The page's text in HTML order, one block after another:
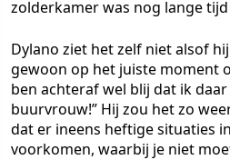
zolderkamer was nog lange
Dylano ziet het zelf niet alsof
gewoon op het juiste moment
ben achteraf wel blij dat ik
buurvrouw!” Hij zou het zo
dat er ineens heftige situaties
voorkomen, waarbij je niet